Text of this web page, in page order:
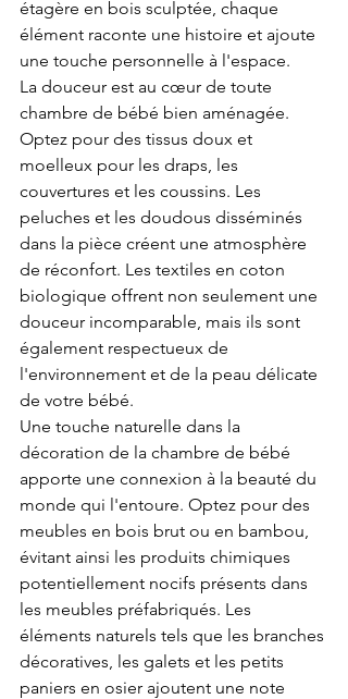
étagère en bois sculptée, chaque
élément raconte une histoire et ajoute
une touche personnelle à l'espace.
La douceur est au cœur de toute
chambre de bébé bien aménagée.
Optez pour des tissus doux et
moelleux pour les draps, les
couvertures et les coussins. Les
peluches et les doudous disséminés
dans la pièce créent une atmosphère
de réconfort. Les textiles en coton
biologique offrent non seulement une
douceur incomparable, mais ils sont
également respectueux de
l'environnement et de la peau délicate
de votre bébé.
Une touche naturelle dans la
décoration de la chambre de bébé
apporte une connexion à la beauté du
monde qui l'entoure. Optez pour des
meubles en bois brut ou en bambou,
évitant ainsi les produits chimiques
potentiellement nocifs présents dans
les meubles préfabriqués. Les
éléments naturels tels que les branches
décoratives, les galets et les petits
paniers en osier ajoutent une note